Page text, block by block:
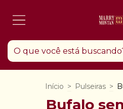
Início > Pulseiras >
Bufalo